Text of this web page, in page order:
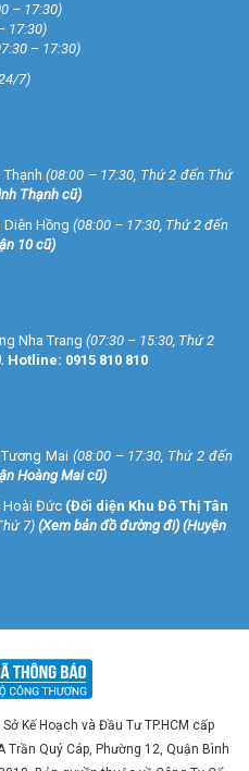
– 17:30)
17:30)
– 17:30)
7)
(08:00 – 17:30, Thứ 2 đến Thứ
Thạnh cũ)
Diên Hồng (08:00 – 17:30, Thứ 2 đến
10 cũ)
Nha Trang (07:30 – 15:30, Thứ 2
Hotline: 0915 810 810
Mai (08:00 – 17:30, Thứ 2 đến
Hoàng Mai cũ)
Hoài Đức (Đối diện Khu Đô Thị Tân
7) (Xem bản đồ đường đi) (Huyện
Kế Hoạch và Đầu Tư TP.HCM cấp
Quý Cáp, Phường 12, Quận Bình